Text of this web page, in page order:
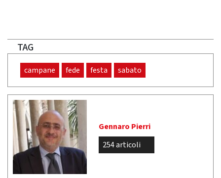
TAG
campane fede festa sabato
Gennaro Pierri
254 articoli